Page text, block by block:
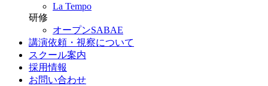
La Tempo
研修
オープンSABAE
講演依頼・視察について
スクール案内
採用情報
お問い合わせ